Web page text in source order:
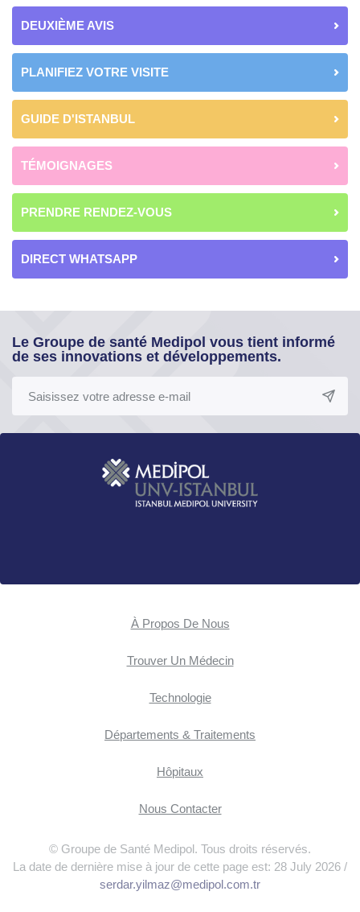
DEUXIÈME AVIS
PLANIFIEZ VOTRE VISITE
GUIDE D'ISTANBUL
TÉMOIGNAGES
PRENDRE RENDEZ-VOUS
DIRECT WHATSAPP
Le Groupe de santé Medipol vous tient informé
de ses innovations et développements.
À Propos De Nous
Trouver Un Médecin
Technologie
Départements & Traitements
Hôpitaux
Nous Contacter
© Groupe de Santé Medipol. Tous droits réservés.
La date de dernière mise à jour de cette page est: 28 July 2026 /
serdar.yilmaz@medipol.com.tr